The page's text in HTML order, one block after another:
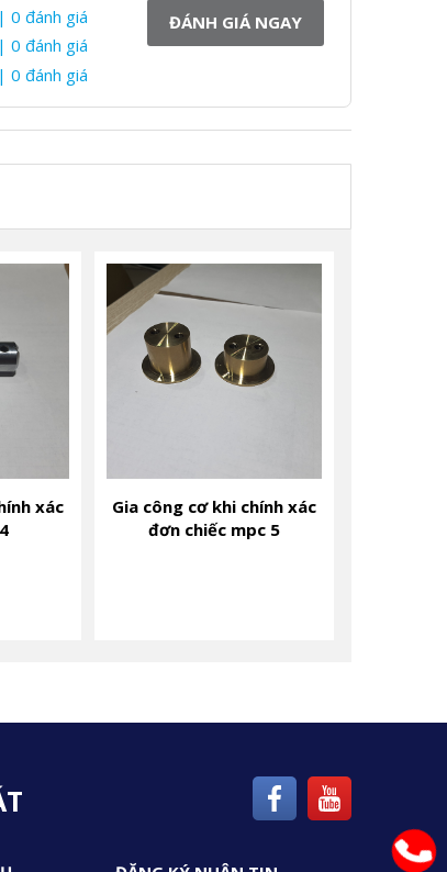
| 0 đánh giá
| 0 đánh giá
| 0 đánh giá
ĐÁNH GIÁ NGAY
xác
Gia công cơ khi chính xác
đơn chiếc mpc 5